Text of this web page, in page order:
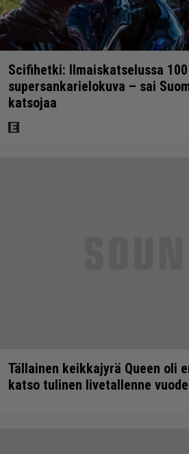
Scifihetki: Ilmaiskatselussa
supersankarielokuva – sai
katsojaa
Tällainen keikkajyrä Queen oli
katso tulinen livetallenne